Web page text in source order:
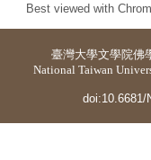
Best viewed with
臺灣大學文學院佛
National Taiwan
doi:10.6681/